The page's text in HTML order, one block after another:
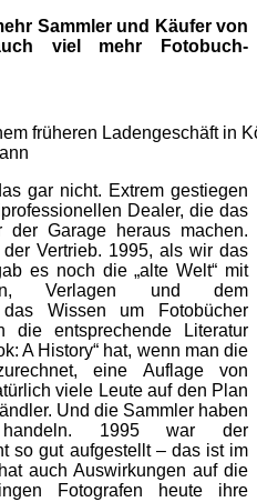
Sammler und Käufer von
viel mehr Fotobuch-
früheren Ladengeschäft in
gar nicht. Extrem gestiegen
Dealer, die das
der Garage heraus machen.
Vertrieb. 1995, als wir das
es noch die „alte Welt“ mit
Verlagen und dem
Wissen um Fotobücher
entsprechende Literatur
A History“ hat, wenn man die
eine Auflage von
viele Leute auf den Plan
Und die Sammler haben
1995 war der
so gut aufge­stellt – das ist im
auch Auswirkungen auf die
Fotografen heute ihre